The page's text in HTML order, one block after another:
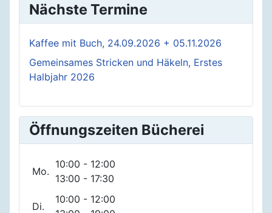
Nächste Termine
Kaffee mit Buch, 24.09.2026 + 05.11.2026
Gemeinsames Stricken und Häkeln, Erstes
Halbjahr 2026
Öffnungszeiten Bücherei
Mo.
10:00 - 12:00
13:00 - 17:30
Di.
10:00 - 12:00